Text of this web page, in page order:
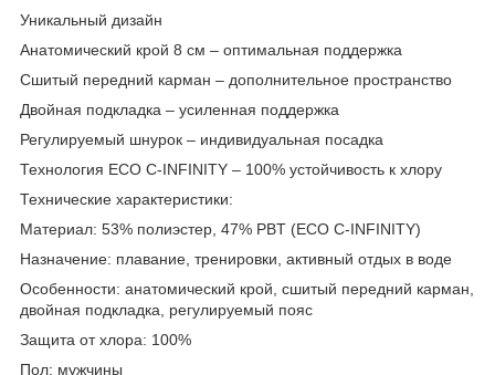
Уникальный дизайн
Анатомический крой 8 см – оптимальная поддержка
Сшитый передний карман – дополнительное пространство
Двойная подкладка – усиленная поддержка
Регулируемый шнурок – индивидуальная посадка
Технология ECO C-INFINITY – 100% устойчивость к хлору
Технические характеристики:
Материал: 53% полиэстер, 47% PBT (ECO C-INFINITY)
Назначение: плавание, тренировки, активный отдых в воде
Особенности: анатомический крой, сшитый передний карман,
двойная подкладка, регулируемый пояс
Защита от хлора: 100%
Пол: мужчины